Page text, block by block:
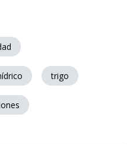
trigo